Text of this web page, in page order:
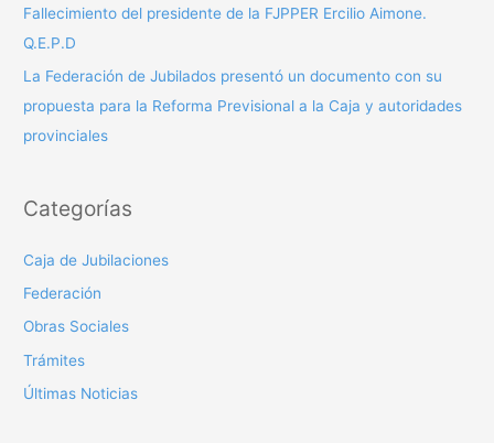
Fallecimiento del presidente de la FJPPER Ercilio Aimone.
Q.E.P.D
La Federación de Jubilados presentó un documento con su
propuesta para la Reforma Previsional a la Caja y autoridades
provinciales
Categorías
Caja de Jubilaciones
Federación
Obras Sociales
Trámites
Últimas Noticias